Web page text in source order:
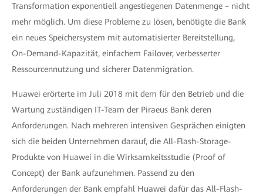
Transformation exponentiell angestiegenen Datenmenge – nicht
mehr möglich. Um diese Probleme zu lösen, benötigte die Bank
ein neues Speichersystem mit automatisierter Bereitstellung,
On-Demand-Kapazität, einfachem Failover, verbesserter
Ressourcennutzung und sicherer Datenmigration.
Huawei erörterte im Juli 2018 mit dem für den Betrieb und die
Wartung zuständigen IT-Team der Piraeus Bank deren
Anforderungen. Nach mehreren intensiven Gesprächen einigten
sich die beiden Unternehmen darauf, die All-Flash-Storage-
Produkte von Huawei in die Wirksamkeitsstudie (Proof of
Concept) der Bank aufzunehmen. Passend zu den
Anforderungen der Bank empfahl Huawei dafür das All-Flash-